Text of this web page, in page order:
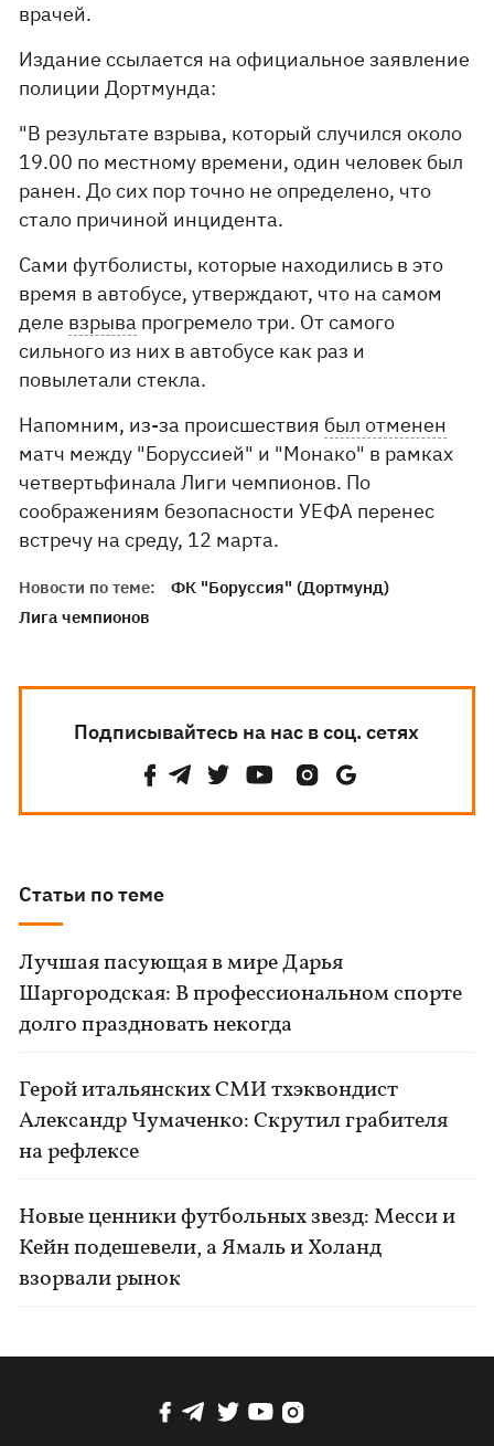
врачей.
Издание ссылается на официальное заявление
полиции Дортмунда:
"В результате взрыва, который случился около
19.00 по местному времени, один человек был
ранен. До сих пор точно не определено, что
стало причиной инцидента.
Сами футболисты, которые находились в это
время в автобусе, утверждают, что на самом
деле взрыва прогремело три. От самого
сильного из них в автобусе как раз и
повылетали стекла.
Напомним, из-за происшествия был отменен
матч между "Боруссией" и "Монако" в рамках
четвертьфинала Лиги чемпионов. По
соображениям безопасности УЕФА перенес
встречу на среду, 12 марта.
Новости по теме:
ФК "Боруссия" (Дортмунд)
Лига чемпионов
Подписывайтесь на нас в соц. сетях
Статьи по теме
Лучшая пасующая в мире Дарья
Шаргородская: В профессиональном спорте
долго праздновать некогда
Герой итальянских СМИ тхэквондист
Александр Чумаченко: Скрутил грабителя
на рефлексе
Новые ценники футбольных звезд: Месси и
Кейн подешевели, а Ямаль и Холанд
взорвали рынок